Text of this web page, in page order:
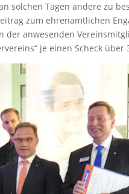
solchen Tagen andere zu
zum ehrenamtlichen
der anwesenden
je einen Scheck über